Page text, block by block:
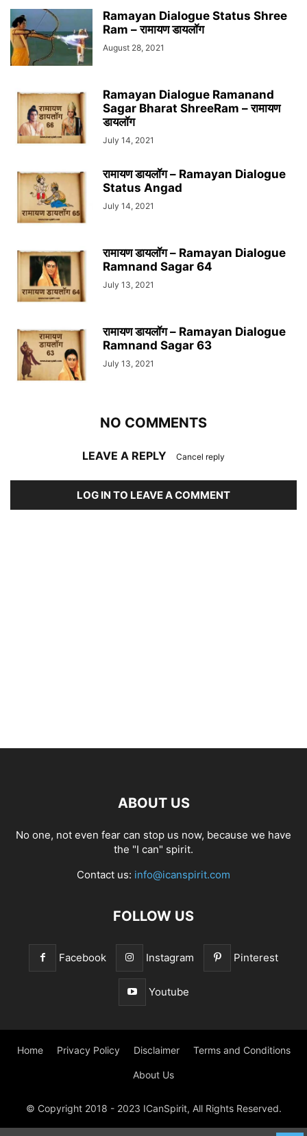
Ramayan Dialogue Status Shree
Ram – रामायण डायलॉग
August 28, 2021
Ramayan Dialogue Ramanand
Sagar Bharat ShreeRam – रामायण
डायलॉग
July 14, 2021
रामायण डायलॉग – Ramayan Dialogue
Status Angad
July 14, 2021
रामायण डायलॉग – Ramayan Dialogue
Ramnand Sagar 64
July 13, 2021
रामायण डायलॉग – Ramayan Dialogue
Ramnand Sagar 63
July 13, 2021
NO COMMENTS
LEAVE A REPLY Cancel reply
LOG IN TO LEAVE A COMMENT
ABOUT US
No one, not even fear can stop us now, because we have
the "I can" spirit.
Contact us: info@icanspirit.com
FOLLOW US
Facebook Instagram Pinterest
Youtube
Home Privacy Policy Disclaimer Terms and Conditions
About Us
© Copyright 2018 - 2023 ICanSpirit, All Rights Reserved.